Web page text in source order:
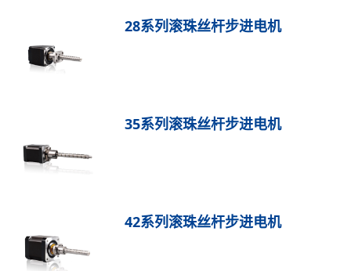
28系列滚珠丝杆步进电机
35系列滚珠丝杆步进电机
42系列滚珠丝杆步进电机